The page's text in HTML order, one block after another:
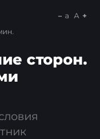
a A
сторон.